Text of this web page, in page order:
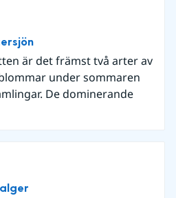
är det främst två arter av
under sommaren
De dominerande